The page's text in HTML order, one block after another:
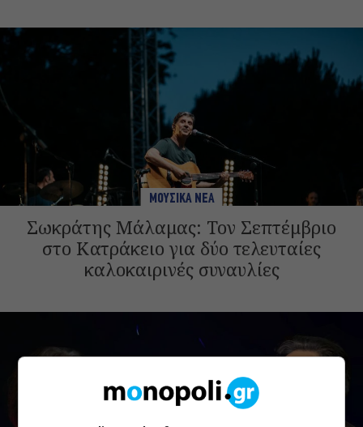
ΜΟΥΣΙΚΑ ΝΕΑ
Σωκράτης Μάλαμας: Τον Σεπτέμβριο
στο Κατράκειο για δύο τελευταίες
καλοκαιρινές συναυλίες